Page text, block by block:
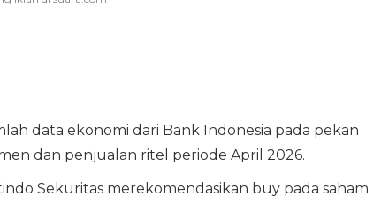
data ekonomi dari Bank Indonesia pada pekan
dan penjualan ritel periode April 2026.
Sekuritas merekomendasikan buy pada saham